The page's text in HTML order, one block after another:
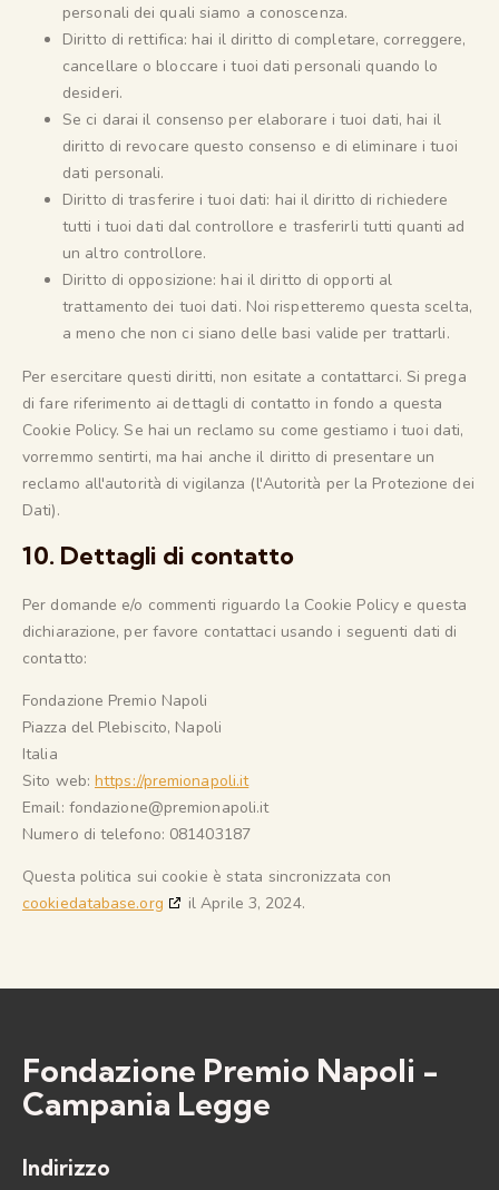
personali dei quali siamo a conoscenza.
Diritto di rettifica: hai il diritto di completare, correggere,
cancellare o bloccare i tuoi dati personali quando lo
desideri.
Se ci darai il consenso per elaborare i tuoi dati, hai il
diritto di revocare questo consenso e di eliminare i tuoi
dati personali.
Diritto di trasferire i tuoi dati: hai il diritto di richiedere
tutti i tuoi dati dal controllore e trasferirli tutti quanti ad
un altro controllore.
Diritto di opposizione: hai il diritto di opporti al
trattamento dei tuoi dati. Noi rispetteremo questa scelta,
a meno che non ci siano delle basi valide per trattarli.
Per esercitare questi diritti, non esitate a contattarci. Si prega
di fare riferimento ai dettagli di contatto in fondo a questa
Cookie Policy. Se hai un reclamo su come gestiamo i tuoi dati,
vorremmo sentirti, ma hai anche il diritto di presentare un
reclamo all'autorità di vigilanza (l'Autorità per la Protezione dei
Dati).
10. Dettagli di contatto
Per domande e/o commenti riguardo la Cookie Policy e questa
dichiarazione, per favore contattaci usando i seguenti dati di
contatto:
Fondazione Premio Napoli
Piazza del Plebiscito, Napoli
Italia
Sito web: https://premionapoli.it
Email: fondazione@premionapoli.it
Numero di telefono: 081403187
Questa politica sui cookie è stata sincronizzata con
cookiedatabase.org
il Aprile 3, 2024.
Fondazione Premio Napoli -
Campania Legge
Indirizzo